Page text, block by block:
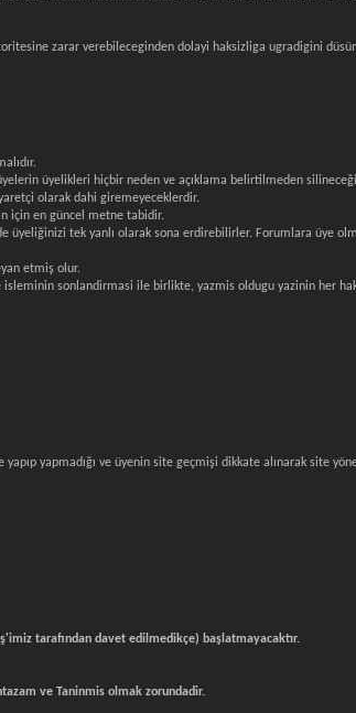
zarar verebileceginden dolayi haksizliga ugradigini
üyelikleri hiçbir neden ve açıklama belirtilmeden silineceği
olarak dahi giremeyeceklerdir.
için en güncel metne tabidir.
tek yanlı olarak sona erdirebilirler. Forumlara üye
etmiş olur.
sonlandirmasi ile birlikte, yazmis oldugu yazinin her
yapmadığı ve üyenin site geçmişi dikkate alınarak site
tarafından davet edilmedikçe) başlatmayacaktır.
ve Taninmis olmak zorundadir.